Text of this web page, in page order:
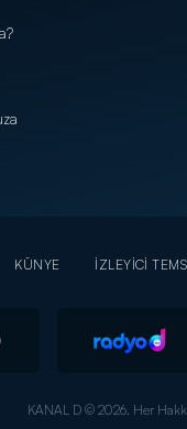
KÜNYE İZLEYİCİ
KANAL D © 2026. Her Hakkı